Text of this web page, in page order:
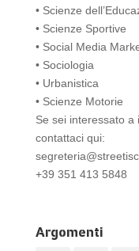
• Scienze
• Scienze Sportive
• Social Media
• Sociologia
• Urbanistica
• Scienze Motorie
Se sei interessato
contattaci qui:
+39 351 413 5848
Argomenti